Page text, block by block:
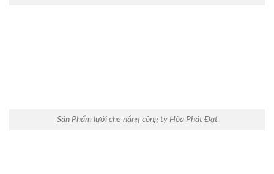
Sản Phẩm lưới che nắng công ty Hòa Phát Đạt